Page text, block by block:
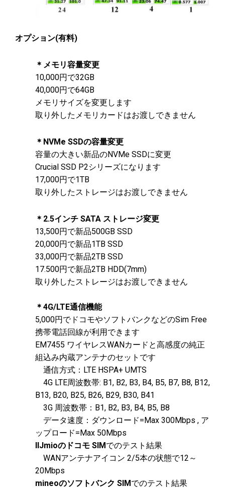
オプション(有料)
＊メモリ容量変更
10,000円で32GB
40,000円で64GB
メモリサイズを変更します
取り外したメモリカードはお渡しできません
＊NVMe SSDの容量変更
容量の大きい新品のNVMe SSDに変更
Crucial SSD P2シリーズになります
17,000円で1TB
取り外したストレージはお渡しできません
＊2.5インチ SATA ストレージ変更
13,500円で新品500GB SSD
20,000円で新品1TB SSD
33,000円で新品2TB SSD
17.500円で新品2TB HDD(7mm)
取り外したストレージはお渡しできません
＊4G/LTE通信機能
5,000円でドコモやソフトバンクなどのSim Free
携帯電話回線が利用できます
EM7455 ワイヤレスWANカードと高感度の純正
組込み内蔵アンテナのセットです
通信方式：LTE HSPA+ UMTS
4G LTE周波数帯: B1, B2, B3, B4, B5, B7, B8, B12,
B13, B20, B25, B26, B29, B30, B41
3G 周波数帯：B1, B2, B3, B4, B5, B8
データ速度：ダウンロード=Max 300Mbps , ア
ップロード=Max 50Mbps
IIJmioのドコモ SIMでのテスト結果
WANアンテナアイコン 2/5本の状態で12～
20Mbps
mineoのソフトバンク SIMでのテスト結果